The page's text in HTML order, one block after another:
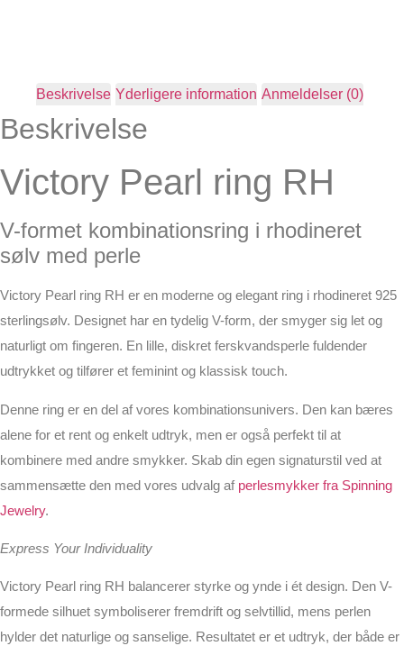
Beskrivelse Yderligere information Anmeldelser (0)
Beskrivelse
Victory Pearl ring RH
V-formet kombinationsring i rhodineret
sølv med perle
Victory Pearl ring RH er en moderne og elegant ring i rhodineret 925
sterlingsølv. Designet har en tydelig V-form, der smyger sig let og
naturligt om fingeren. En lille, diskret ferskvandsperle fuldender
udtrykket og tilfører et feminint og klassisk touch.
Denne ring er en del af vores kombinationsunivers. Den kan bæres
alene for et rent og enkelt udtryk, men er også perfekt til at
kombinere med andre smykker. Skab din egen signaturstil ved at
sammensætte den med vores udvalg af perlesmykker fra Spinning
Jewelry.
Express Your Individuality
Victory Pearl ring RH balancerer styrke og ynde i ét design. Den V-
formede silhuet symboliserer fremdrift og selvtillid, mens perlen
hylder det naturlige og sanselige. Resultatet er et udtryk, der både er